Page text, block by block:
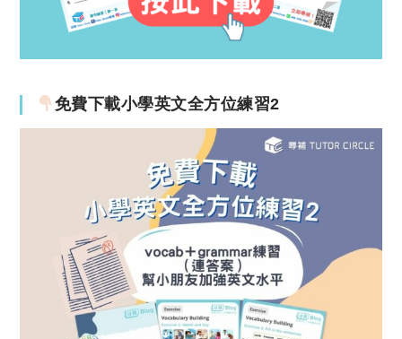
免費下載小學英文全方位練習2